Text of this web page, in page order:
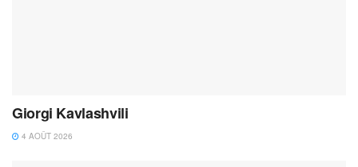
Giorgi Kavlashvili
4 AOÛT 2026